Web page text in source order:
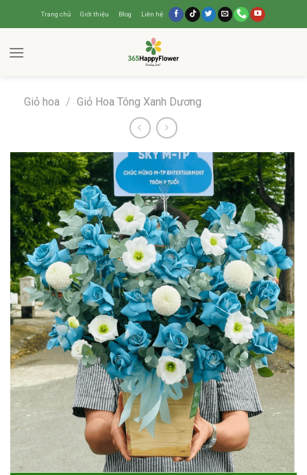
Trang chủ Giới thiệu Blog Liên hệ
Giỏ hoa / Giỏ Hoa Tông Xanh Dương